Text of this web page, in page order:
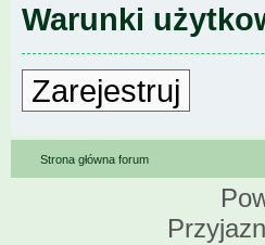
Warunki
Zarejestruj
Strona główna forum